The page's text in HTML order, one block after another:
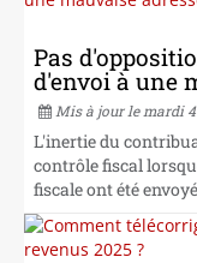
LES AUTRES MISSIONS
ACTUS ET INFOS
NOS CABINETS
Pas
d'envoi à une
Mis à jour le mardi
L'inertie du
contrôle fiscal
fiscale ont été